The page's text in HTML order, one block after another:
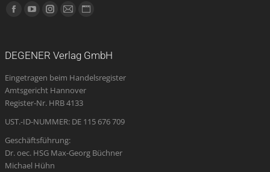
Finden Sie uns auf:
Facebook
new
window
YouTube
new
window
Instagram
new
window
E-
opens
in
new
Website
new
DEGENER Verlag GmbH
Eingetragen beim Handelsregister
Amtsgericht Hannover
Register-Nr. HRB 4133
UST.-ID-NUMMER: DE 115 676 709
Geschäftsführung:
Dr. oec. HSG Max-Georg Büchner
Michael Hühn